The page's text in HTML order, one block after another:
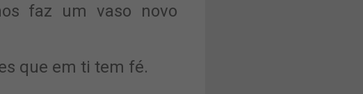
faz um vaso novo
que em ti tem fé.